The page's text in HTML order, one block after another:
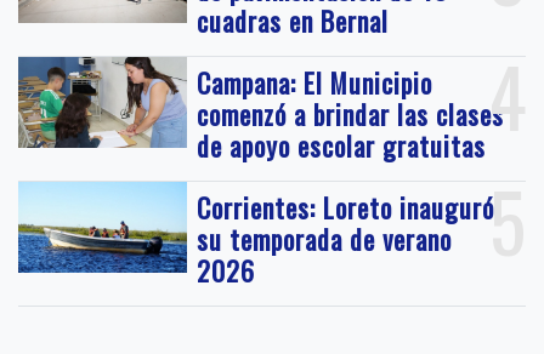
cuadras en Bernal
4
Campana: El Municipio
comenzó a brindar las clases
de apoyo escolar gratuitas
5
Corrientes: Loreto inauguró
su temporada de verano
2026